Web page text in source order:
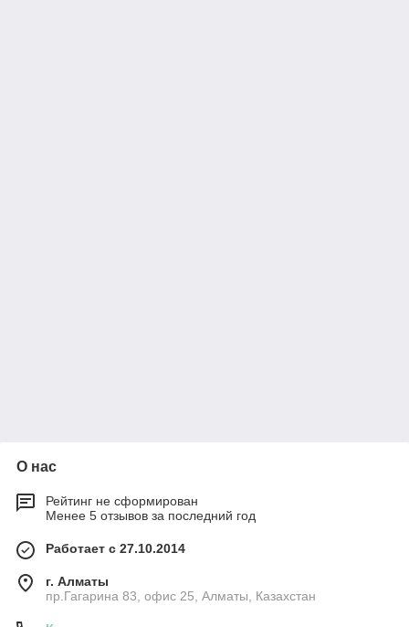
О нас
Рейтинг не сформирован
Менее 5 отзывов за последний год
Работает с 27.10.2014
г. Алматы
пр.Гагарина 83, офис 25, Алматы, Казахстан